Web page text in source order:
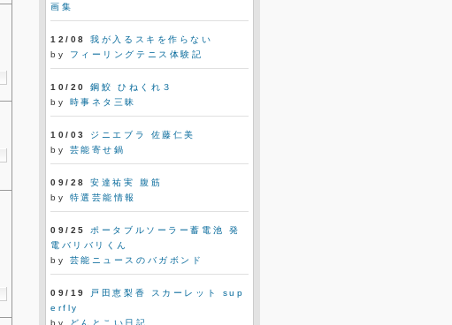
画集
12/08
我が入るスキを作らない
by
フィーリングテニス体験記
10/20
鋼鮫 ひねくれ３
by 時事ネタ三昧
10/03
ジニエブラ 佐藤仁美
by 芸能寄せ鍋
09/28
安達祐実 腹筋
by 特選芸能情報
09/25
ポータブルソーラー蓄電池 発
電バリバリくん
by 芸能ニュースのバガボンド
09/19
戸田恵梨香 スカーレット sup
erfly
by
どんとこい日記